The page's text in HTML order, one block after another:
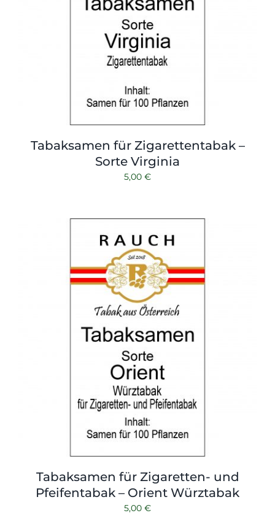
Tabaksamen für Zigarettentabak –
Sorte Virginia
5,00 €
Tabaksamen für Zigaretten- und
Pfeifentabak – Orient Würztabak
5,00 €